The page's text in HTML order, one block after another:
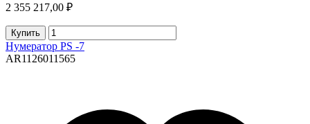
2 355 217,00 ₽
Купить
Нумератор PS -7
AR1126011565